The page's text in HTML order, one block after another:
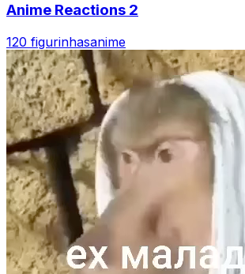
Anime Reactions 2
120 figurinhasanime